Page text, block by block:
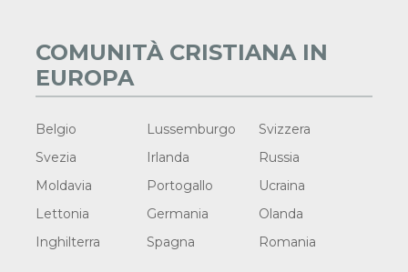
COMUNITÀ CRISTIANA IN
EUROPA
Belgio Lussemburgo
Svizzera
Svezia
Irlanda
Russia
Moldavia
Portogallo
Ucraina
Lettonia
Germania
Olanda
Inghilterra
Spagna Romania